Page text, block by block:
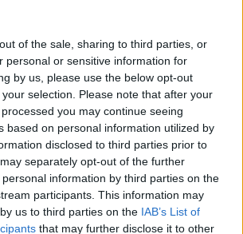
of the sale, sharing to third parties, or
personal or sensitive information for
by us, please use the below opt-out
selection. Please note that after your
you may continue seeing
based on personal information utilized by
disclosed to third parties prior to
separately opt-out of the further
information by third parties on the
participants. This information may
us to third parties on the IAB’s List of
that may further disclose it to other